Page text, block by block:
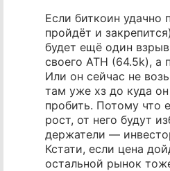
Если биткоин удачно
пройдёт и
будет ещё один
своего ATH (64.5k),
Или он сейчас не
там уже хз до куда
пробить. Потому что
рост, от него будут
держатели —
Кстати, если цена
остальной рынок